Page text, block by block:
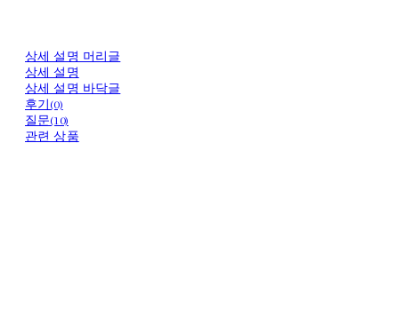
상세 설명 머리글
상세 설명
상세 설명 바닥글
후기(0)
질문(10)
관련 상품